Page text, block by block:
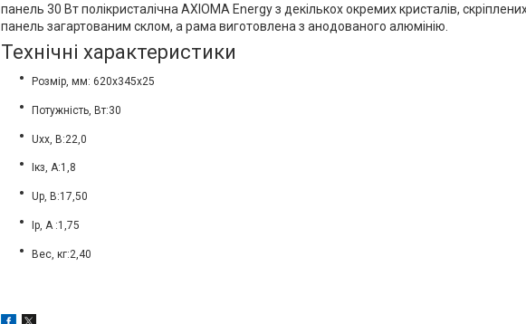
панель 30 Вт полікристалічна AXIOMA Energy з декількох окремих кристалів,
панель загартованим склом, а рама виготовлена з анодованого алюмінію.
Технічні характеристики
Розмір, мм: 620x345x25
Потужність, Вт:30
Uxx, B:22,0
Iкз, А:1,8
Up, B:17,50
Ip, A :1,75
Вес, кг:2,40